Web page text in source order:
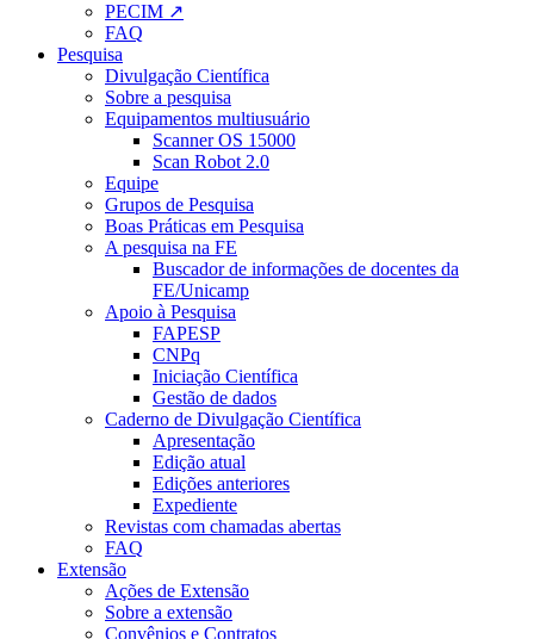
PECIM ↗
FAQ
Pesquisa
Divulgação Científica
Sobre a pesquisa
Equipamentos multiusuário
Scanner OS 15000
Scan Robot 2.0
Equipe
Grupos de Pesquisa
Boas Práticas em Pesquisa
A pesquisa na FE
Buscador de informações de docentes da
FE/Unicamp
Apoio à Pesquisa
FAPESP
CNPq
Iniciação Científica
Gestão de dados
Caderno de Divulgação Científica
Apresentação
Edição atual
Edições anteriores
Expediente
Revistas com chamadas abertas
FAQ
Extensão
Ações de Extensão
Sobre a extensão
Convênios e Contratos